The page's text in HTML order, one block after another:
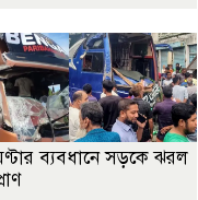
ব্যবধানে সড়কে ঝরল